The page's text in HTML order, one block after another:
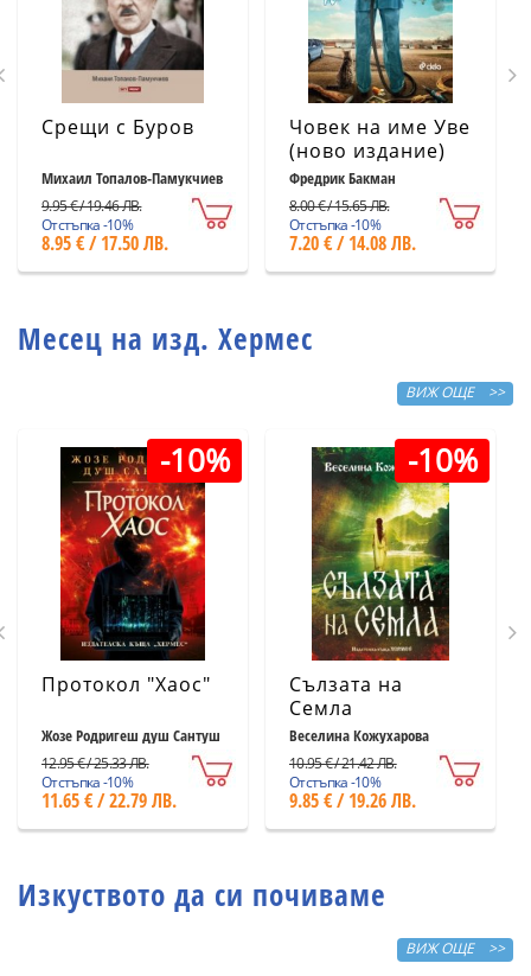
Срещи с Буров
Михаил Топалов-Памукчиев
9.95 € / 19.46 ЛВ.
Отстъпка -10%
8.95 € / 17.50 ЛВ.
Човек на име Уве
(ново издание)
Фредрик Бакман
8.00 € / 15.65 ЛВ.
Отстъпка -10%
7.20 € / 14.08 ЛВ.
Месец на изд. Хермес
ВИЖ ОЩЕ >>
-10%
Протокол "Хаос"
Жозе Родригеш душ Сантуш
12.95 € / 25.33 ЛВ.
Отстъпка -10%
11.65 € / 22.79 ЛВ.
-10%
Сълзата на
Семла
Веселина Кожухарова
10.95 € / 21.42 ЛВ.
Отстъпка -10%
9.85 € / 19.26 ЛВ.
Изкуството да си почиваме
ВИЖ ОЩЕ >>